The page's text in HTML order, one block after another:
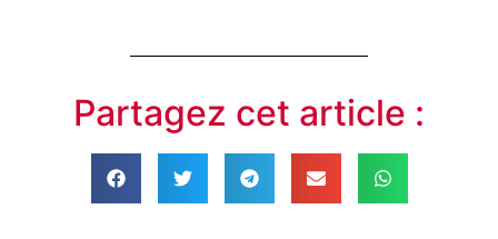
Partagez cet article :